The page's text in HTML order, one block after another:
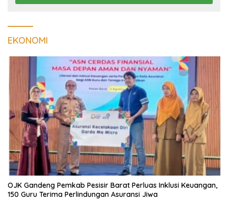
EKONOMI
OJK Gandeng Pemkab Pesisir Barat Perluas Inklusi Keuangan,
150 Guru Terima Perlindungan Asuransi Jiwa